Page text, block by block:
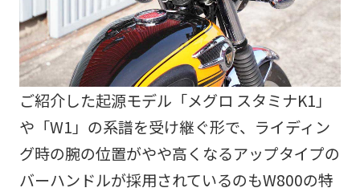
ご紹介した起源モデル「メグロ スタミナK1」
や「W1」の系譜を受け継ぐ形で、ライディン
グ時の腕の位置がやや高くなるアップタイプの
バーハンドルが採用されているのもW800の特